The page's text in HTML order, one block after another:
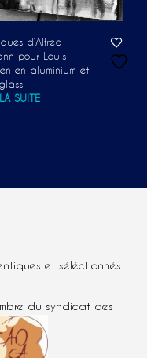
d’Alfred
pour Louis
en aluminium et
SUITE
et séléctionnés
du syndicat des